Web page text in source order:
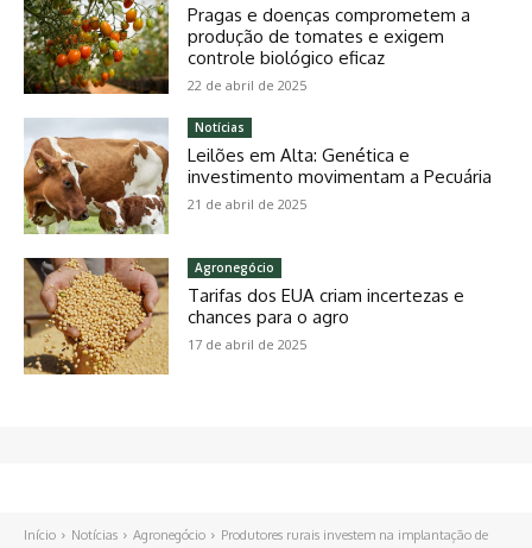
Pragas e doenças comprometem a
produção de tomates e exigem
controle biológico eficaz
22 de abril de 2025
Notícias
Leilões em Alta: Genética e
investimento movimentam a Pecuária
21 de abril de 2025
Agronegócio
Tarifas dos EUA criam incertezas e
chances para o agro
17 de abril de 2025